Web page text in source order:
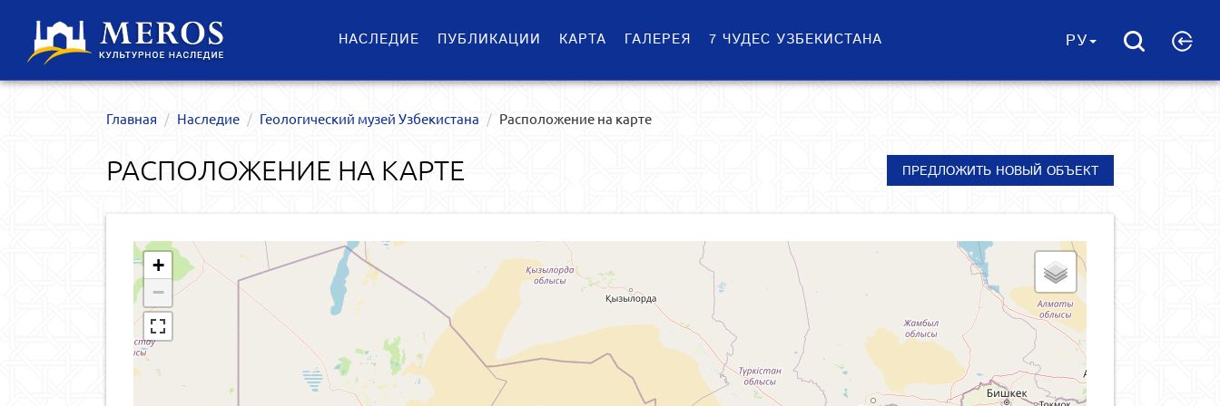
НАСЛЕДИЕ ПУБЛИКАЦИИ КАРТА ГАЛЕРЕЯ 7 ЧУДЕС УЗБЕКИСТАНА РУ
Главная Наследие Геологический музей Узбекистана Расположение на карте
РАСПОЛОЖЕНИЕ НА КАРТЕ ПРЕДЛОЖИТЬ НОВЫЙ ОБЪЕКТ
+
−